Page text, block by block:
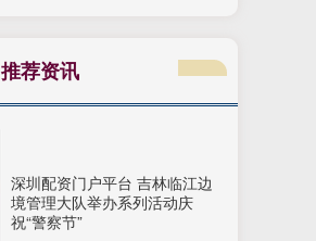
推荐资讯
深圳配资门户平台 吉林临江边
境管理大队举办系列活动庆
祝“警察节”